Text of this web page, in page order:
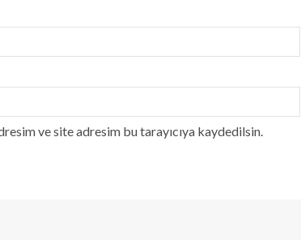
ve site adresim bu tarayıcıya kaydedilsin.